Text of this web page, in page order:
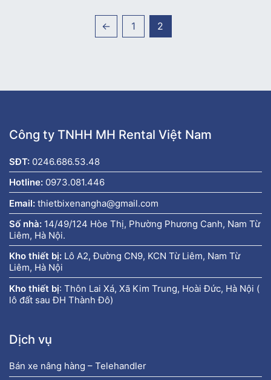
← 1 2
Công ty TNHH MH Rental Việt Nam
SĐT: 0246.686.53.48
Hotline: 0973.081.446
Email: thietbixenangha@gmail.com
Số nhà: 14/49/124 Hòe Thị, Phường Phương Canh, Nam Từ
Liêm, Hà Nội.
Kho thiết bị: Lô A2, Đường CN9, KCN Từ Liêm, Nam Từ
Liêm, Hà Nội
Kho thiết bị: Thôn Lai Xá, Xã Kim Trung, Hoài Đức, Hà Nội (
lô đất sau ĐH Thành Đô)
Dịch vụ
Bán xe nâng hàng – Telehandler